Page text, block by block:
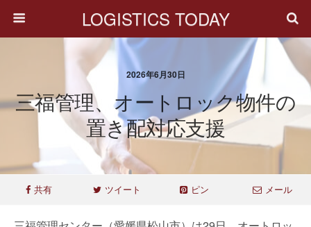
LOGISTICS TODAY
2026年6月30日
三福管理、オートロック物件の
置き配対応支援
共有 ツイート ピン メール